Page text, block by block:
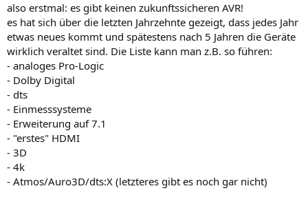
also erstmal: es gibt keinen zukunftssicheren AVR!
es hat sich über die letzten Jahrzehnte gezeigt, dass jedes Jahr
etwas neues kommt und spätestens nach 5 Jahren die Geräte
wirklich veraltet sind. Die Liste kann man z.B. so führen:
- analoges Pro-Logic
- Dolby Digital
- dts
- Einmesssysteme
- Erweiterung auf 7.1
- "erstes" HDMI
- 3D
- 4k
- Atmos/Auro3D/dts:X (letzteres gibt es noch gar nicht)